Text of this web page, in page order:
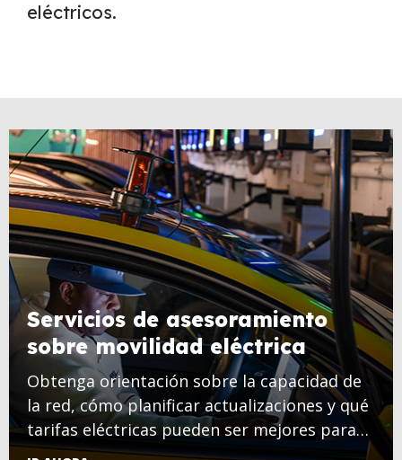
eléctricos.
Servicios de asesoramiento
sobre movilidad eléctrica
Obtenga orientación sobre la capacidad de
la red, cómo planificar actualizaciones y qué
tarifas eléctricas pueden ser mejores para
usted.